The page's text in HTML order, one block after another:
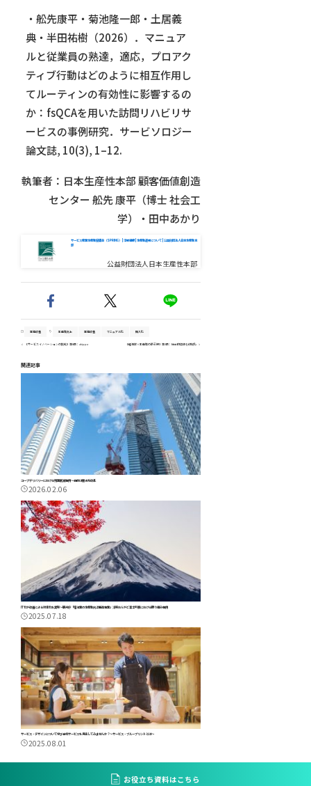
・舩先康平・菊池隆一郎・土居義
典・半田祐樹（2026）．マニュア
ルと従業員の熟達，適応，プロアク
ティブ行動はどのように相互作用し
てルーティンの有効性に影響するの
か：fsQCAを用いた訪問リハビリサ
ービスの事例研究．サービソロジー
論文誌, 10(3), 1–12.
執筆者：日本生産性本部 顧客価値創造
センター 舩先 康平（博士 社会工
学）・田中あかり
サービス産業生産性協議会（SPRING） | 活動組織 | 生産性運動について | 公益財団法人日本生産性本
部
公益財団法人日本生産性本部
業務改善 生産性向上 業務改善 マニュアル化 属人化
【サービスイノベーションの挑戦】第8回：akippa 【経済学×生産性の最前線】第3回：社会的価値を可視化
関連記事
コープデリバリーにおける残業削減事例～目的は働き方改革
2026.02.06
IT化や改善による効率化を実現～観光庁「宿泊業の生産性向上推進事業」湖楽おんやど富士吟景における取り組み事例
2025.07.18
サービス・デザインについて学び自社サービスを見直してみませんか？～サービス・ブループリントとは～
2025.08.01
お役立ち資料はこちら